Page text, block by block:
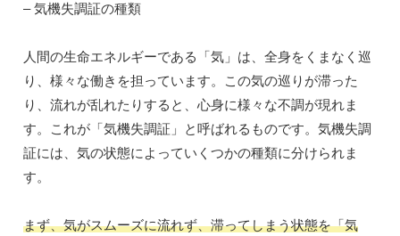
– 気機失調証の種類
人間の生命エネルギーである「気」は、全身をくまなく巡
り、様々な働きを担っています。この気の巡りが滞った
り、流れが乱れたりすると、心身に様々な不調が現れま
す。これが「気機失調証」と呼ばれるものです。気機失調
証には、気の状態によっていくつかの種類に分けられま
す。
まず、気がスムーズに流れず、滞ってしまう状態を「気